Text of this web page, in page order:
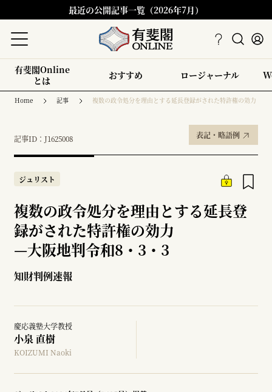
最近の公開記事一覧（2026年7月）
有斐閣Online
とは
おすすめ ロージャーナル
Home 記事 複数の政令処分を理由とする延長登録がされた特許権の効力
記事ID：J1625008 表記・略語例
ジュリスト
複数の政令処分を理由とする延長登
録がされた特許権の効力
—大阪地判令和8・3・3
知財判例速報
慶応義塾大学教授
小泉 直樹
KOIZUMI Naoki